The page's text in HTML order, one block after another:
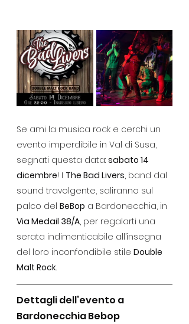
Se ami la musica rock e cerchi un
evento imperdibile in Val di Susa,
segnati questa data: sabato 14
dicembre! I The Bad Livers, band dal
sound travolgente, saliranno sul
palco del BeBop a Bardonecchia, in
Via Medail 38/A, per regalarti una
serata indimenticabile all’insegna
del loro inconfondibile stile Double
Malt Rock.
Dettagli dell’evento a
Bardonecchia Bebop